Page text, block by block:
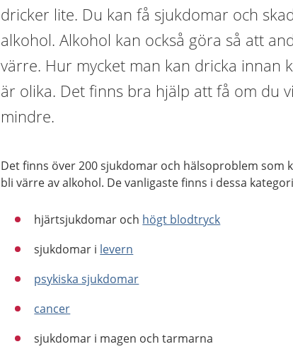
dricker lite. Du kan få sjukdomar och
alkohol. Alkohol kan också göra så att
värre. Hur mycket man kan dricka innan
är olika. Det finns bra hjälp att få om du
mindre.
Det finns över 200 sjukdomar och hälsoproblem som
bli värre av alkohol. De vanligaste finns i dessa
hjärtsjukdomar och högt blodtryck
sjukdomar i levern
psykiska sjukdomar
cancer
sjukdomar i magen och tarmarna